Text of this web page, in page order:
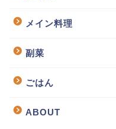
メイン料理
副菜
ごはん
ABOUT